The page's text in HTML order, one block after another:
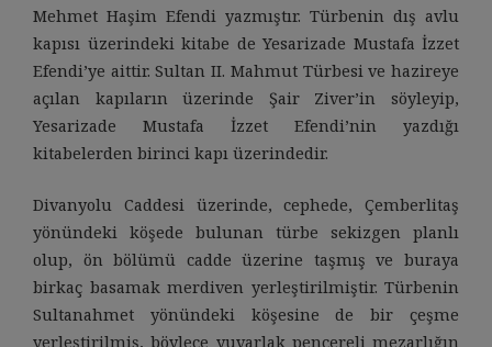
Mehmet Haşim Efendi yazmıştır. Türbenin dış avlu
kapısı üzerindeki kitabe de Yesarizade Mustafa İzzet
Efendi’ye aittir. Sultan II. Mahmut Türbesi ve hazireye
açılan kapıların üzerinde Şair Ziver’in söyleyip,
Yesarizade Mustafa İzzet Efendi’nin yazdığı
kitabelerden birinci kapı üzerindedir.
Divanyolu Caddesi üzerinde, cephede, Çemberlitaş
yönündeki köşede bulunan türbe sekizgen planlı
olup, ön bölümü cadde üzerine taşmış ve buraya
birkaç basamak merdiven yerleştirilmiştir. Türbenin
Sultanahmet yönündeki köşesine de bir çeşme
yerleştirilmiş, böylece yuvarlak pencereli mezarlığın